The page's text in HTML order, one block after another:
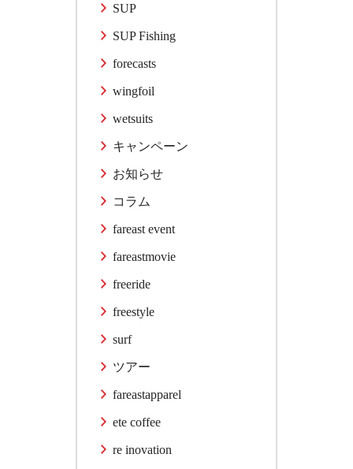
SUP
SUP Fishing
forecasts
wingfoil
wetsuits
キャンペーン
お知らせ
コラム
fareast event
fareastmovie
freeride
freestyle
surf
ツアー
fareastapparel
ete coffee
re inovation